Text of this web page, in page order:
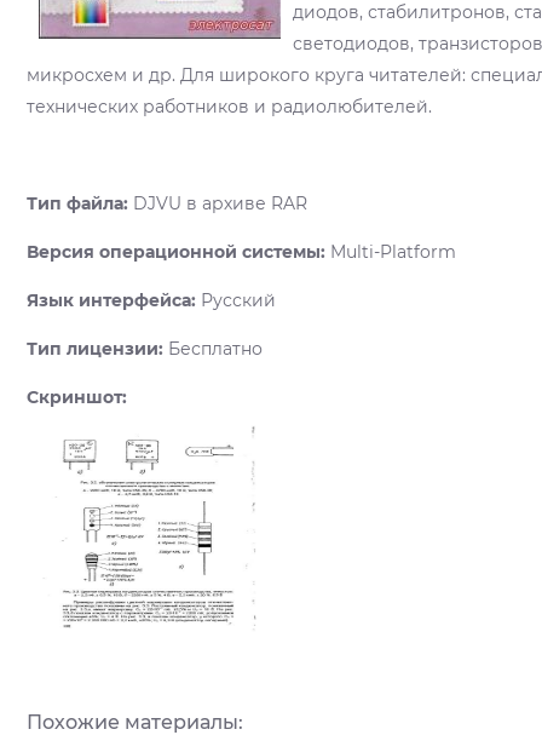
диодов, стабилитронов,
светодиодов,
микросхем и др. Для широкого круга читателей:
технических работников и радиолюбителей.
Тип файла: DJVU в архиве RAR
Версия операционной системы: Multi-Platform
Язык интерфейса: Русский
Тип лицензии: Бесплатно
Скриншот:
Похожие материалы: